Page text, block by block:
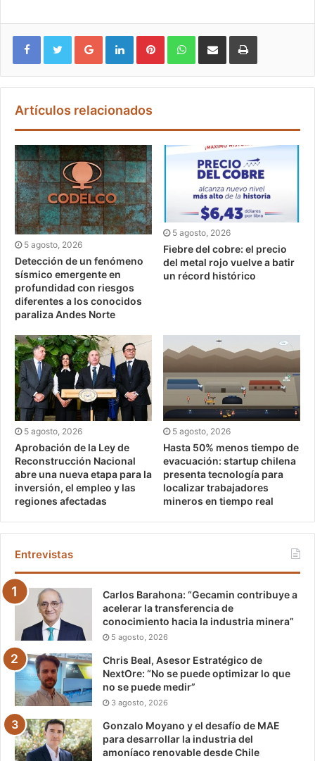
Google+ LinkedIn Pinterest WhatsApp
Artículos relacionados
5 agosto, 2026
Detección de un fenómeno
sísmico emergente en
profundidad con riesgos
diferentes a los conocidos
paraliza Andes Norte
5 agosto, 2026
Fiebre del cobre: el precio
del metal rojo vuelve a batir
un récord histórico
5 agosto, 2026
Aprobación de la Ley de
Reconstrucción Nacional
abre una nueva etapa para la
inversión, el empleo y las
regiones afectadas
5 agosto, 2026
Hasta 50% menos tiempo de
evacuación: startup chilena
presenta tecnología para
localizar trabajadores
mineros en tiempo real
Entrevistas
Carlos Barahona: “Gecamin contribuye a
acelerar la transferencia de
conocimiento hacia la industria minera”
5 agosto, 2026
Chris Beal, Asesor Estratégico de
NextOre: “No se puede optimizar lo que
no se puede medir”
3 agosto, 2026
Gonzalo Moyano y el desafío de MAE
para desarrollar la industria del
amoníaco renovable desde Chile